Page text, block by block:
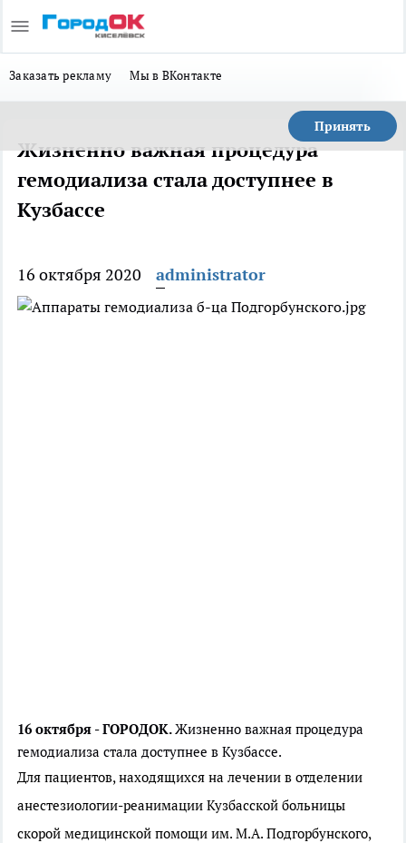
Заказать рекламу Мы в ВКонтакте
Принять
Жизненно важная процедура
гемодиализа стала доступнее в
Кузбассе
16 октября 2020 administrator
16 октября - ГОРОДОК.Жизненно важная процедура
гемодиализа стала доступнее в Кузбассе.
Для пациентов, находящихся на лечении в отделении
анестезиологии-реанимации Кузбасской больницы
скорой медицинской помощи им. М.А. Подгорбунского,